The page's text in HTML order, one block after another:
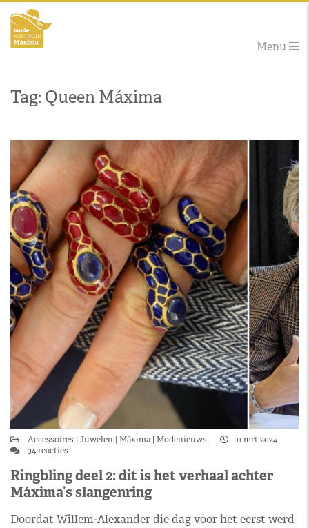
Menu
Tag: Queen Máxima
Accessoires Juwelen Máxima Modenieuws
11 mrt 2024
34 reacties
Ringbling deel 2: dit is het verhaal achter
Máxima’s slangenring
Doordat Willem-Alexander die dag voor het eerst werd